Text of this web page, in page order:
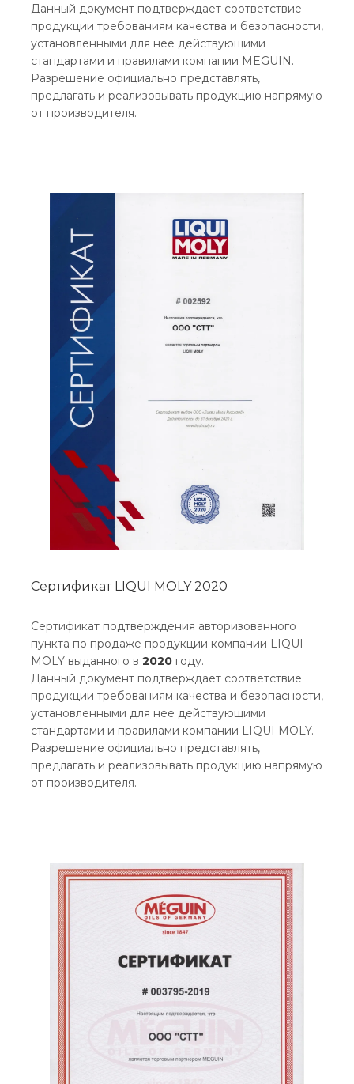
Данный документ подтверждает соответствие
продукции требованиям качества и безопасности,
установленными для нее действующими
стандартами и правилами компании MEGUIN.
Разрешение официально представлять,
предлагать и реализовывать продукцию напрямую
от производителя.
Сертификат LIQUI MOLY 2020
Сертификат подтверждения авторизованного
пункта по продаже продукции компании LIQUI
MOLY выданного в 2020 году.
Данный документ подтверждает соответствие
продукции требованиям качества и безопасности,
установленными для нее действующими
стандартами и правилами компании LIQUI MOLY.
Разрешение официально представлять,
предлагать и реализовывать продукцию напрямую
от производителя.